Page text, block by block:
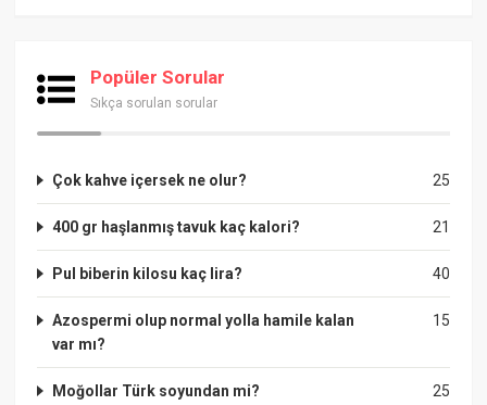
Popüler Sorular
Sıkça sorulan sorular
25
Çok kahve içersek ne olur?
21
400 gr haşlanmış tavuk kaç kalori?
40
Pul biberin kilosu kaç lira?
15
Azospermi olup normal yolla hamile kalan
var mı?
25
Moğollar Türk soyundan mi?